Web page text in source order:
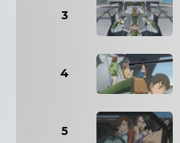
3
4
5